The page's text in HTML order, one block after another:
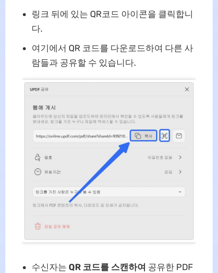
링크 뒤에 있는 QR코드 아이콘을 클릭합니
다.
여기에서 QR 코드를 다운로드하여 다른 사
람들과 공유할 수 있습니다.
수신자는 QR 코드를 스캔하여 공유한 PDF